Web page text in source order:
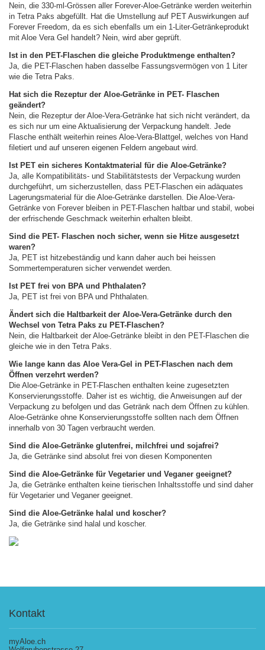
Nein, die330-ml-Grössen aller Forever-Aloe-Getränke werden weiterhin
in Tetra Paks abgefüllt. Hat die Umstellung auf PET Auswirkungen auf
Forever Freedom , da es sich ebenfalls um ein 1-Liter-Getränkeprodukt
mit Aloe Vera Gel handelt? Nein, wird aber geprüft.
Ist in den PET-Flaschen die gleiche Produktmenge enthalten?
Ja, die PET-Flaschen haben dasselbe Fassungsvermögen von 1 Liter
wie die Tetra Paks.
Hat sich die Rezeptur der Aloe-Getränke in PET- Flaschen
geändert?
Nein, die Rezeptur der Aloe-Vera-Getränke hat sich nicht verändert, da
es sich nur um eine Aktualisierung der Verpackung handelt. Jede
Flasche enthält weiterhin reines Aloe-Vera-Blattgel, welches von Hand
filetiert und auf unseren eigenen Feldern angebaut wird.
Ist PET ein sicheres Kontaktmaterial für die Aloe-Getränke?
Ja, alle Kompatibilitäts- und Stabilitätstests der Verpackung wurden
durchgeführt, um sicherzustellen, dass PET-Flaschen ein adäquates
Lagerungsmaterial für die Aloe-Getränke darstellen. Die Aloe-Vera-
Getränke von Forever bleiben in PET-Flaschen haltbar und stabil, wobei
der erfrischende Geschmack weiterhin erhalten bleibt.
Sind die PET- Flaschen noch sicher, wenn sie Hitze ausgesetzt
waren?
Ja, PET ist hitzebeständig und kann daher auch bei heissen
Sommertemperaturen sicher verwendet werden.
Ist PET frei von BPA und Phthalaten?
Ja, PET ist frei von BPA und Phthalaten.
Ändert sich die Haltbarkeit der Aloe-Vera-Getränke durch den
Wechsel von Tetra Paks zu PET-Flaschen?
Nein, die Haltbarkeit der Aloe-Getränke bleibt in den PET-Flaschen die
gleiche wie in den Tetra Paks.
Wie lange kann das Aloe Vera-Gel in PET-Flaschen nach dem
Öffnen verzehrt werden?
Die Aloe-Getränke in PET-Flaschen enthalten keine zugesetzten
Konservierungsstoffe. Daher ist es wichtig, die Anweisungen auf der
Verpackung zu befolgen und das Getränk nach dem Öffnen zu kühlen.
Aloe-Getränke ohne Konservierungsstoffe sollten nach dem Öffnen
innerhalb von 30 Tagen verbraucht werden.
Sind die Aloe-Getränke glutenfrei, milchfrei und sojafrei?
Ja, die Getränke sind absolut frei von diesen Komponenten
Sind die Aloe-Getränke für Vegetarier und Veganer geeignet?
Ja, die Getränke enthalten keine tierischen Inhaltsstoffe und sind daher
für Vegetarier und Veganer geeignet.
Sind die Aloe-Getränke halal und koscher?
Ja, die Getränke sind halal und koscher.
Kontakt
myAloe.ch